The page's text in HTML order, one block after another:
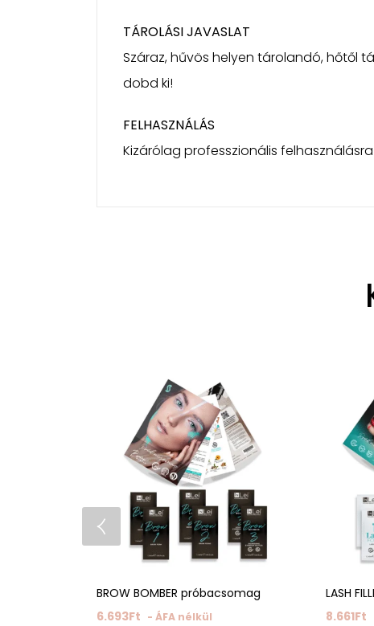
TÁROLÁSI JAVASLAT
Száraz, hűvös helyen tárolandó, hőtől
dobd ki!
FELHASZNÁLÁS
Kizárólag professzionális
BROW BOMBER próbacsomag
6.693Ft - ÁFA nélkül
LASH
8.661Ft